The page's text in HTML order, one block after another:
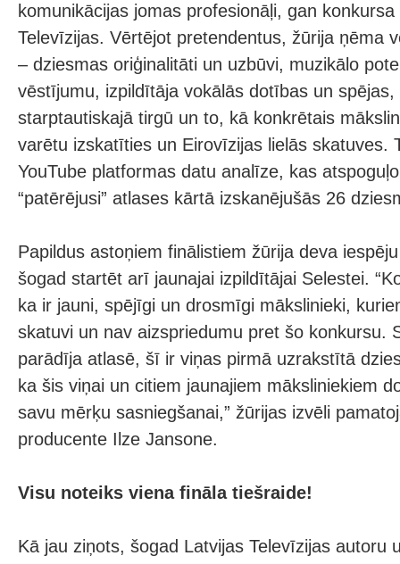
komunikācijas jomas profesionāļi, gan
Televīzijas. Vērtējot pretendentus, žūrija ņēma
– dziesmas oriģinalitāti un uzbūvi, muzikālo
vēstījumu, izpildītāja vokālās dotības un
starptautiskajā tirgū un to, kā konkrētais
varētu izskatīties un Eirovīzijas lielās skatuves.
YouTube platformas datu analīze, kas
“patērējusi” atlases kārtā izskanējušās 26
Papildus astoņiem finālistiem žūrija deva
šogad startēt arī jaunajai izpildītājai Selestei.
ka ir jauni, spējīgi un drosmīgi mākslinieki,
skatuvi un nav aizspriedumu pret šo konkursu.
parādīja atlasē, šī ir viņas pirmā uzrakstītā
ka šis viņai un citiem jaunajiem māksliniekiem
savu mērķu sasniegšanai,” žūrijas izvēli
producente Ilze Jansone.
Visu noteiks viena fināla tiešraide!
Kā jau ziņots, šogad Latvijas Televīzijas autoru